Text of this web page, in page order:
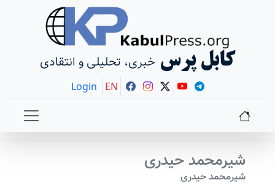
کابل پرس خبری، تحلیلی و انتقادی
Login EN
شیرمحمد حیدری
شیرمحمد حیدری